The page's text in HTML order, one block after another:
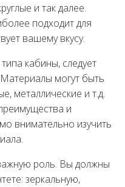
и так далее.
подходит для
вашему вкусу.
кабины, следует
могут быть
металлические и т.д.
и
внимательно изучить
роль. Вы должны
зеркальную,